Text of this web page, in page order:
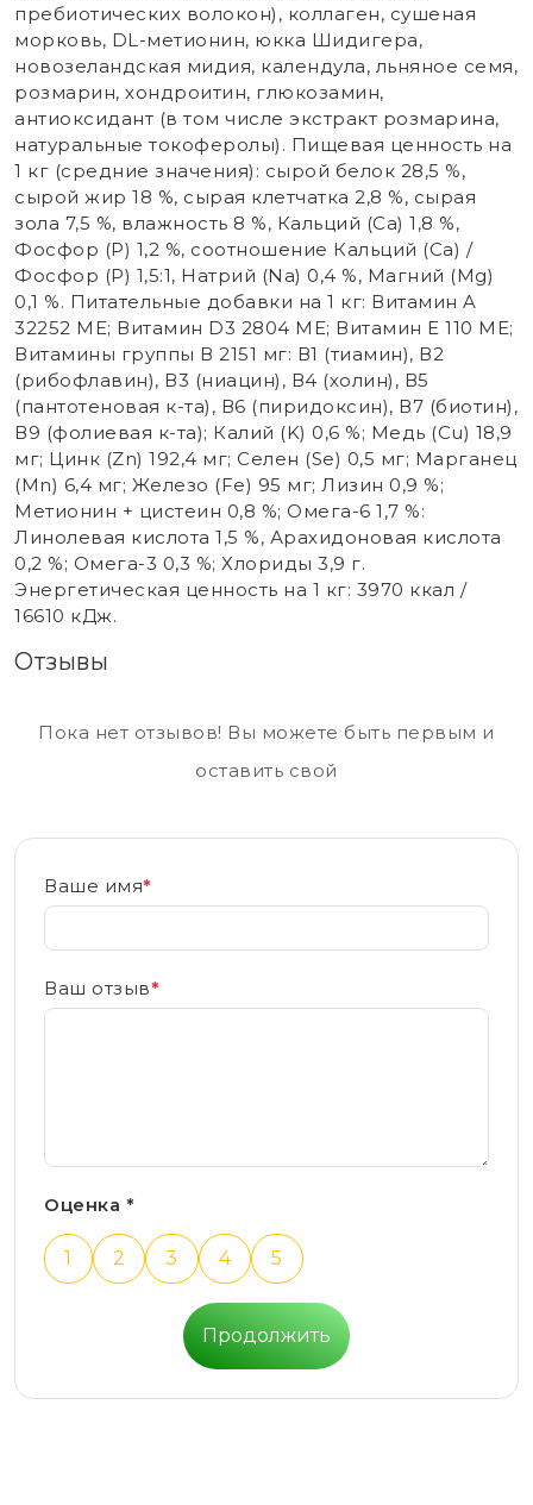
пребиотических волокон), коллаген, сушеная
морковь, DL-метионин, юкка Шидигера,
новозеландская мидия, календула, льняное семя,
розмарин, хондроитин, глюкозамин,
антиоксидант (в том числе экстракт розмарина,
натуральные токоферолы). Пищевая ценность на
1 кг (средние значения): сырой белок 28,5 %,
сырой жир 18 %, сырая клетчатка 2,8 %, сырая
зола 7,5 %, влажность 8 %, Кальций (Са) 1,8 %,
Фосфор (Р) 1,2 %, соотношение Кальций (Са) /
Фосфор (Р) 1,5:1, Натрий (Na) 0,4 %, Магний (Mg)
0,1 %. Питательные добавки на 1 кг: Витамин A
32252 МЕ; Витамин D3 2804 МЕ; Витамин E 110 МЕ;
Витамины группы В 2151 мг: В1 (тиамин), В2
(рибофлавин), В3 (ниацин), В4 (холин), В5
(пантотеновая к-та), В6 (пиридоксин), В7 (биотин),
В9 (фолиевая к-та); Калий (K) 0,6 %; Медь (Cu) 18,9
мг; Цинк (Zn) 192,4 мг; Селен (Se) 0,5 мг; Марганец
(Mn) 6,4 мг; Железо (Fe) 95 мг; Лизин 0,9 %;
Метионин + цистеин 0,8 %; Омега-6 1,7 %:
Линолевая кислота 1,5 %, Арахидоновая кислота
0,2 %; Омега-3 0,3 %; Хлориды 3,9 г.
Энергетическая ценность на 1 кг: 3970 ккал /
16610 кДж.
Отзывы
Пока нет отзывов! Вы можете быть первым и
оставить свой
Ваше имя*
Ваш отзыв*
Оценка *
1 2 3 4 5
Продолжить